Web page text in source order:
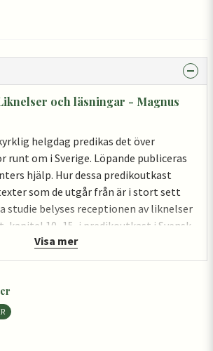
och läsningar - Magnus
helgdag predikas det över
runt om i Sverige. Löpande publiceras
hjälp. Hur dessa predikoutkast
som de utgår från är i stort sett
studie belyses receptionen av liknelser
kapitel 10–15, i predikoutkast i Svensk
Pastoraltidskrift 1985–2013. Det
till samtiden som utkasten slår i hög
men mindre på själva
på genomtänkta uppfattningar om
Visa mer